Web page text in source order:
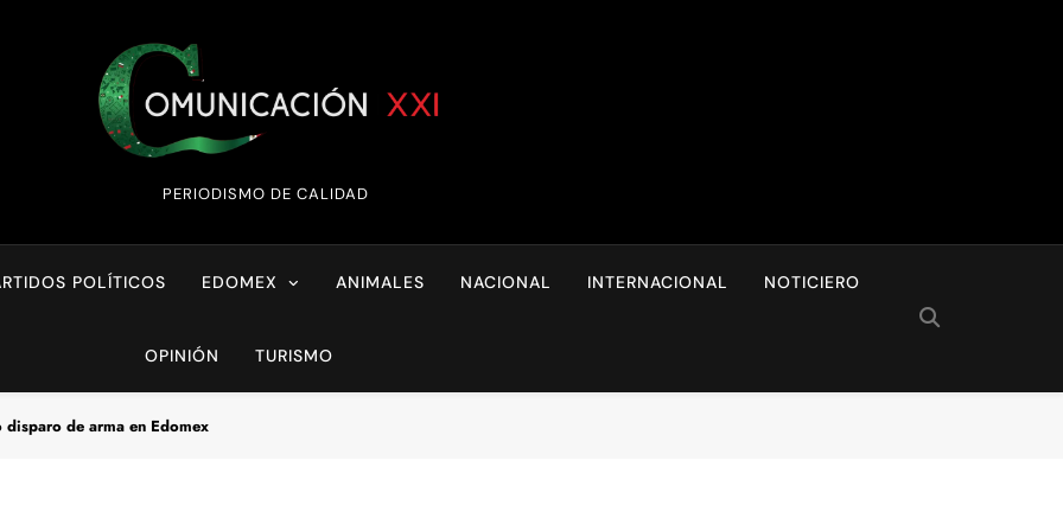
Comunicación XXI
PERIODISMO DE CALIDAD
POLÍTICOS EDOMEX ANIMALES NACIONAL INTERNACIONAL NOTICIERO
OPINIÓN TURISMO
de arma en Edomex